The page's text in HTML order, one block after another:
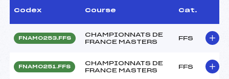
Codex Course Cat.
FNAM0253.FFS
CHAMPIONNATS DE
FRANCE MASTERS
FFS
FNAM0251.FFS
CHAMPIONNATS DE
FRANCE MASTERS
FFS